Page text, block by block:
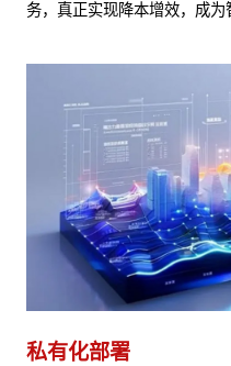
务，真正实现降本增效，成为
私有化部署